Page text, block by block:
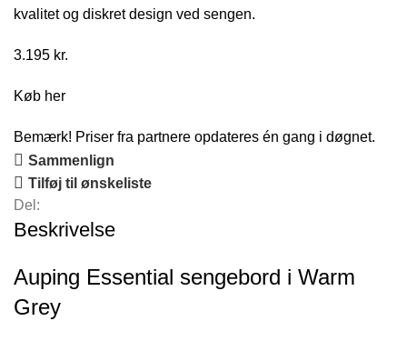
kvalitet og diskret design ved sengen.
3.195 kr.
Køb her
Bemærk! Priser fra partnere opdateres én gang i døgnet.
Sammenlign
Tilføj til ønskeliste
Del:
Beskrivelse
Auping Essential sengebord i Warm
Grey